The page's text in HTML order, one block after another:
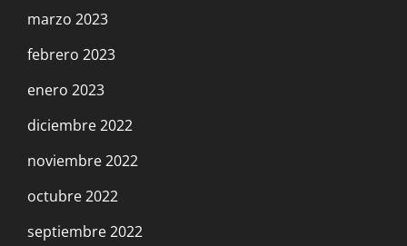
marzo 2023
febrero 2023
enero 2023
diciembre 2022
noviembre 2022
octubre 2022
septiembre 2022